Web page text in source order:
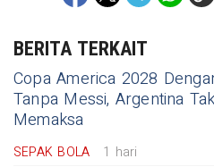
BERITA TERKAIT
Copa America 2028
Tanpa Messi, Argentina
Memaksa
SEPAK BOLA 1 hari